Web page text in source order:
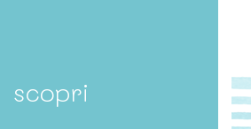
scopri